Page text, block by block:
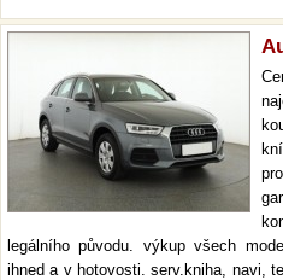
legálního původu. výkup všech
ihned a v hotovosti. serv.kniha, navi,